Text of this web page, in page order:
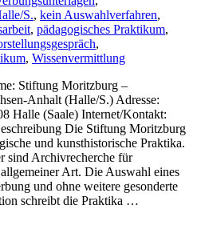
S., kein Auswahlverfahren,
, pädagogisches Praktikum,
,
, Wissenvermittlung
Stiftung Moritzburg –
Anhalt (Halle/S.) Adresse:
Halle (Saale) Internet/Kontakt:
Die Stiftung Moritzburg
und kunsthistorische Praktika.
sind Archivrecherche für
Art. Die Auswahl eines
und ohne weitere gesonderte
schreibt die Praktika …